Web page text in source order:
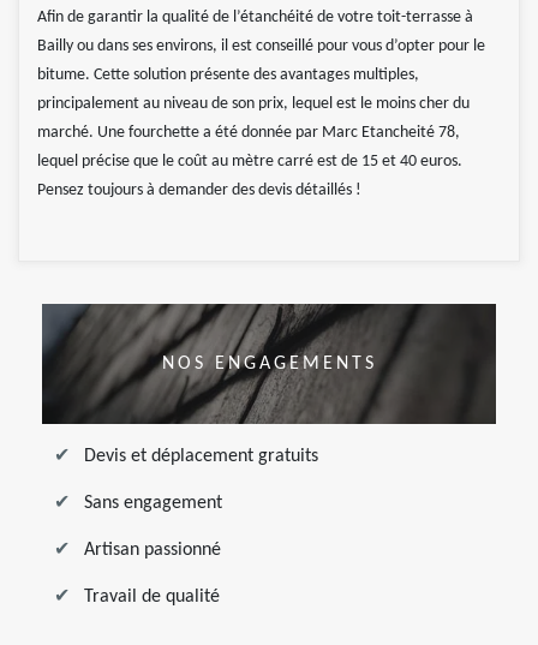
Afin de garantir la qualité de l’étanchéité de votre toit-terrasse à
Bailly ou dans ses environs, il est conseillé pour vous d’opter pour le
bitume. Cette solution présente des avantages multiples,
principalement au niveau de son prix, lequel est le moins cher du
marché. Une fourchette a été donnée par Marc Etancheité 78,
lequel précise que le coût au mètre carré est de 15 et 40 euros.
Pensez toujours à demander des devis détaillés !
NOS ENGAGEMENTS
Devis et déplacement gratuits
Sans engagement
Artisan passionné
Travail de qualité